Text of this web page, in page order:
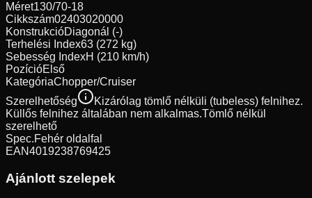
Méret130/70-18
Cikkszám02403020000
KonstrukcióDiagonál (-)
Terhelési Index63 (272 kg)
Sebesség IndexH (210 km/h)
PozícióElső
KategóriaChopper/Cruiser
Szerelhetőség
Kizárólag tömlő nélküli (tubeless) felnihez.
Küllős felnihez általában nem alkalmas.Tömlő nélkül
szerelhető
Spec.Fehér oldalfal
EAN4019238769425
Ajánlott szelepek